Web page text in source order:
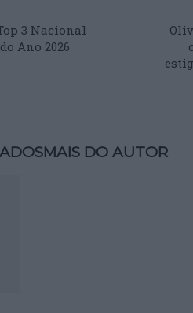
3 Nacional
Ano 2026
MAIS DO AUTOR